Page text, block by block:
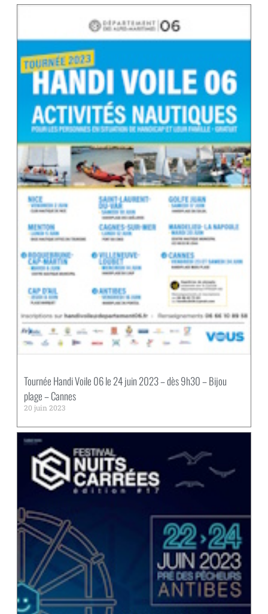
Tournée Handi Voile 06 le 24 juin 2023 – dès 9h30 – Bijou
plage – Cannes
20 juin 2023